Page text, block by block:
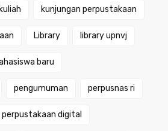
kuliah kunjungan perpustakaan
Library library upnvj
baru
pengumuman perpusnas ri
perpustakaan digital